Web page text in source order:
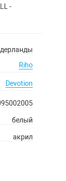
-
Riho
Devotion
белый
акрил